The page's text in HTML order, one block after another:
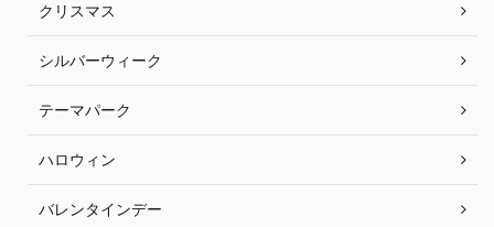
クリスマス
シルバーウィーク
テーマパーク
ハロウィン
バレンタインデー